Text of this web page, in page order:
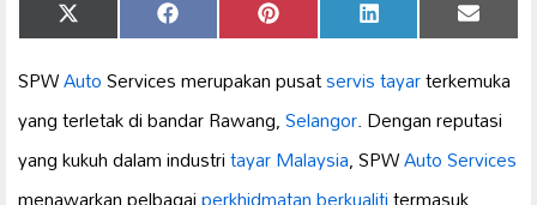
Share
on
X
(Twitter)
Share
on
Facebook Share
on
Pinterest Share
on
LinkedIn Share
on
Email
SPWAutoServices merupakan pusatservis tayarterkemuka
yang terletak di bandar Rawang,Selangor. Dengan reputasi
yang kukuh dalam industritayar Malaysia, SPWAuto Services